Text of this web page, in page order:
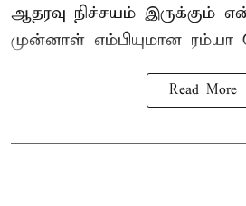
ஆதரவு நிச்சயம் இருக்கும்
முன்னாள் எம்பியுமான ரம்யா
Read More